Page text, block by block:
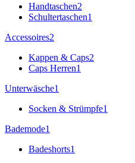
Handtaschen2
Schultertaschen1
Accessoires2
Kappen & Caps2
Caps Herren1
Unterwäsche1
Socken & Strümpfe1
Bademode1
Badeshorts1